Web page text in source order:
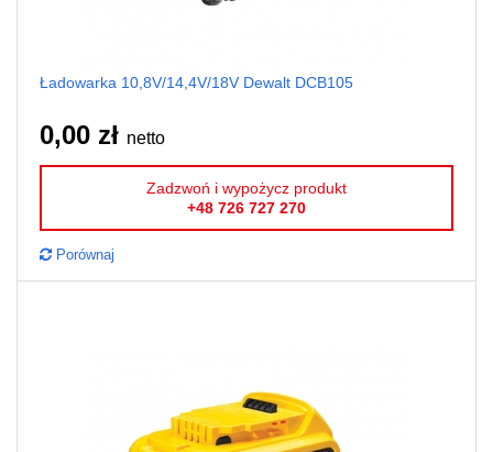
Ładowarka 10,8V/14,4V/18V Dewalt DCB105
0,00 zł netto
Zadzwoń i wypożycz produkt
+48 726 727 270
Porównaj